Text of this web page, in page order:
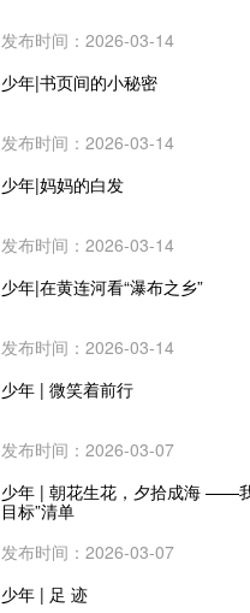
发布时间：2026-03-14
少年|书页间的小秘密
发布时间：2026-03-14
少年|妈妈的白发
发布时间：2026-03-14
少年|在黄连河看“瀑布之乡”
发布时间：2026-03-14
少年 | 微笑着前行
发布时间：2026-03-07
少年 | 朝花生花，夕拾成海 ——
目标”清单
发布时间：2026-03-07
少年 | 足 迹